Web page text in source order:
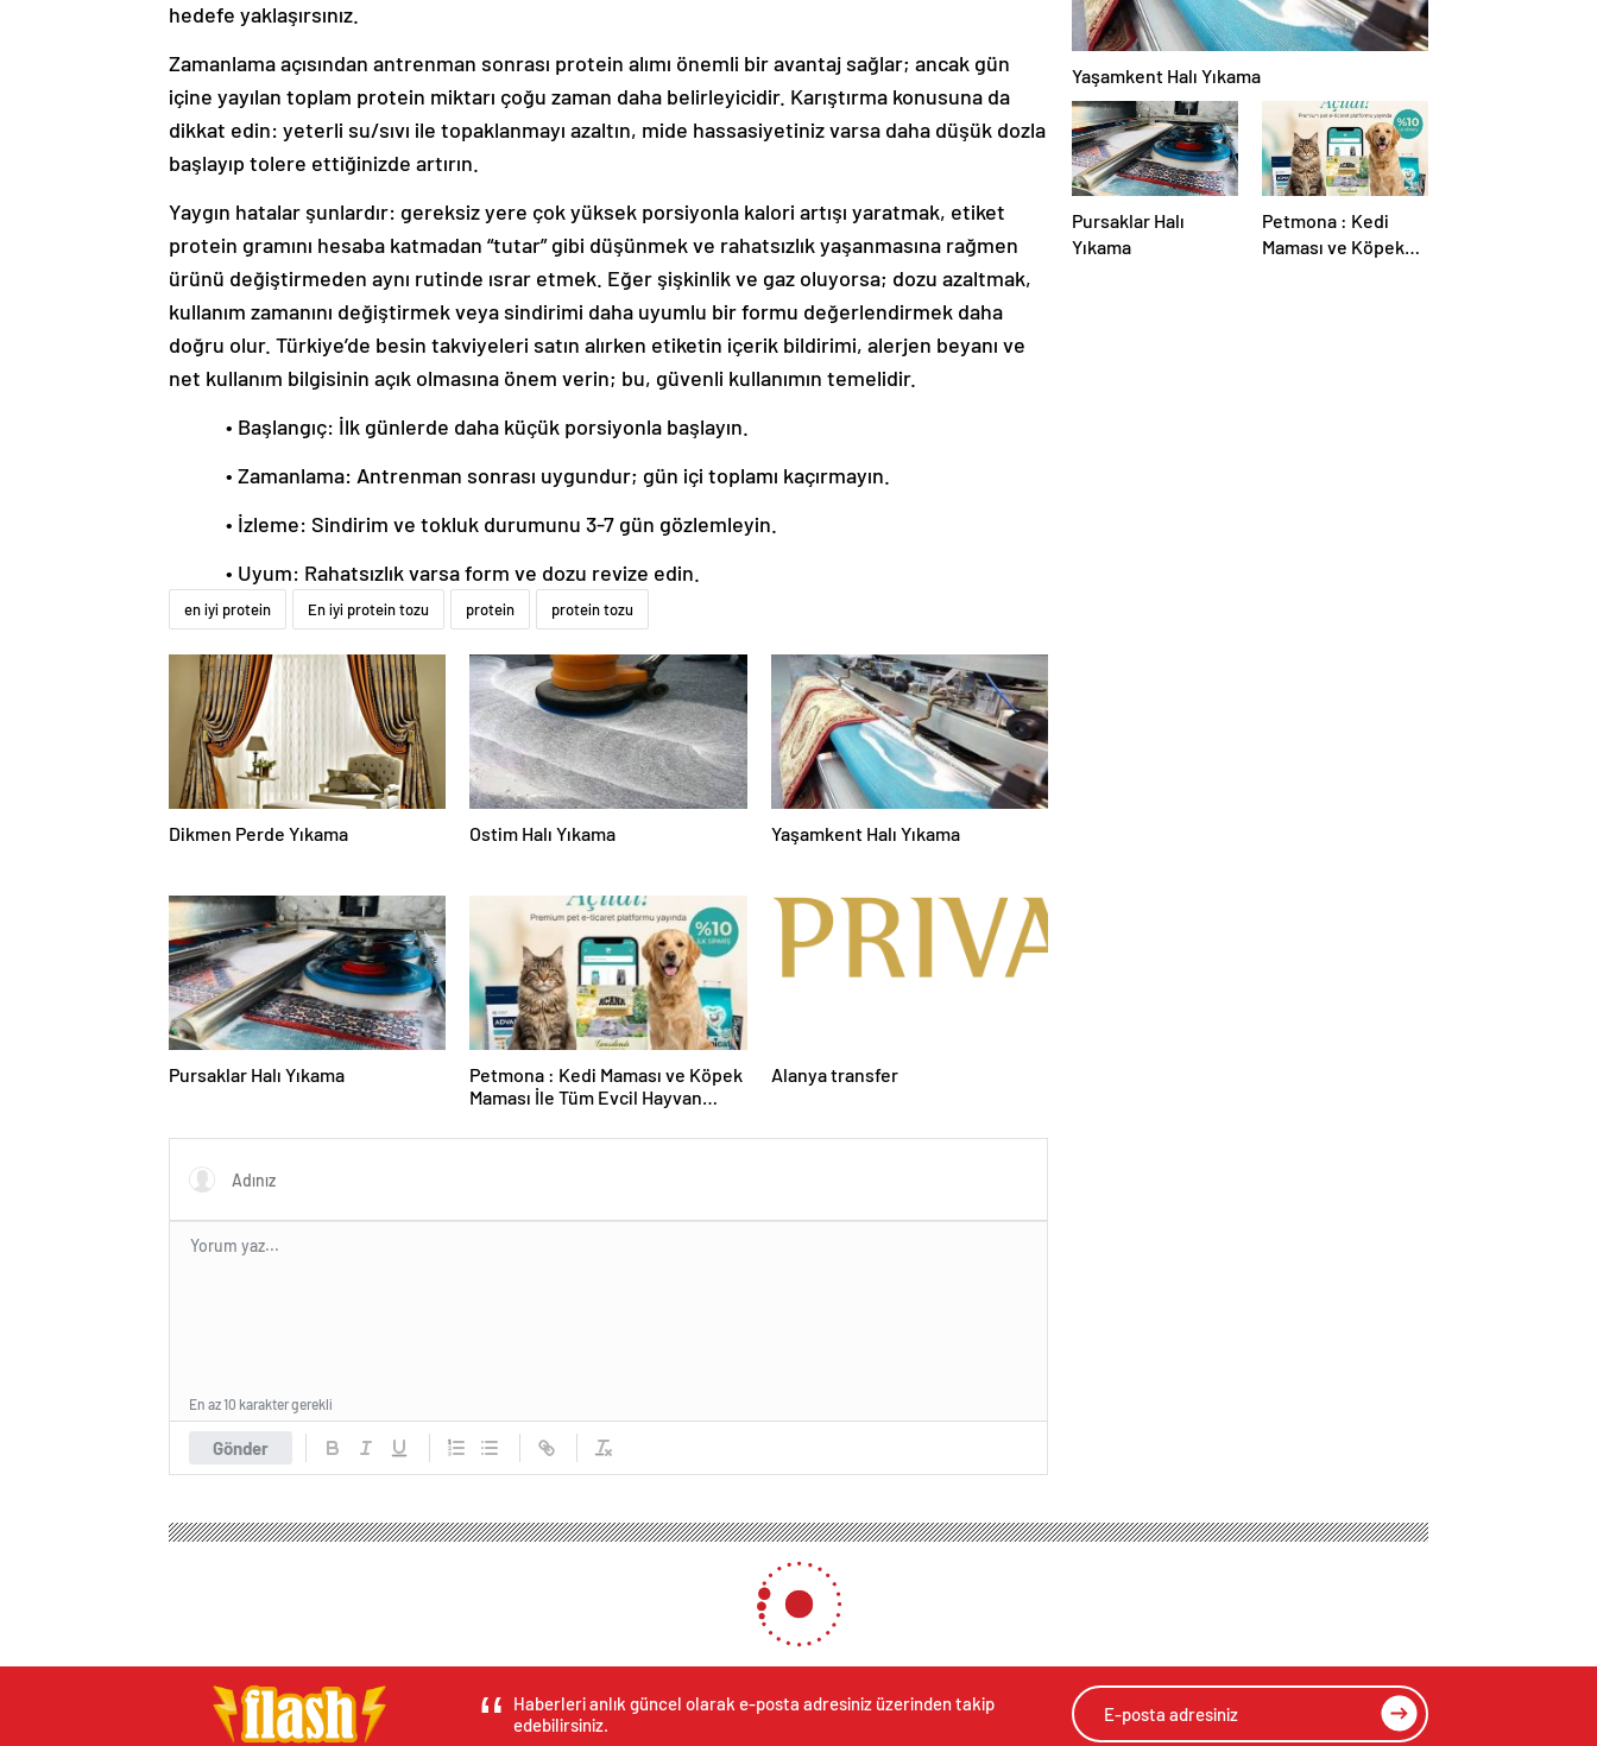
hedefe yaklaşırsınız.
Zamanlama açısından antrenman sonrası protein alımı önemli bir avantaj sağlar; ancak gün
içine yayılan toplam protein miktarı çoğu zaman daha belirleyicidir. Karıştırma konusuna da
dikkat edin: yeterli su/sıvı ile topaklanmayı azaltın, mide hassasiyetiniz varsa daha düşük dozla
başlayıp tolere ettiğinizde artırın.
Yaygın hatalar şunlardır: gereksiz yere çok yüksek porsiyonla kalori artışı yaratmak, etiket
protein gramını hesaba katmadan “tutar” gibi düşünmek ve rahatsızlık yaşanmasına rağmen
ürünü değiştirmeden aynı rutinde ısrar etmek. Eğer şişkinlik ve gaz oluyorsa; dozu azaltmak,
kullanım zamanını değiştirmek veya sindirimi daha uyumlu bir formu değerlendirmek daha
doğru olur. Türkiye’de besin takviyeleri satın alırken etiketin içerik bildirimi, alerjen beyanı ve
net kullanım bilgisinin açık olmasına önem verin; bu, güvenli kullanımın temelidir.
• Başlangıç: İlk günlerde daha küçük porsiyonla başlayın.
• Zamanlama: Antrenman sonrası uygundur; gün içi toplamı kaçırmayın.
• İzleme: Sindirim ve tokluk durumunu 3-7 gün gözlemleyin.
• Uyum: Rahatsızlık varsa form ve dozu revize edin.
en iyi protein En iyi protein tozu protein protein tozu
Dikmen Perde Yıkama Ostim Halı Yıkama Yaşamkent Halı Yıkama
Pursaklar Halı Yıkama
Petmona : Kedi Maması ve Köpek
Maması İle Tüm Evcil Hayvan
Alanya transfer
Gönder
En az 10 karakter gerekli
Yaşamkent Halı Yıkama
Pursaklar Halı
Yıkama
Petmona : Kedi
Maması ve Köpek
Haberleri anlık güncel olarak e-posta adresiniz üzerinden takip
edebilirsiniz.